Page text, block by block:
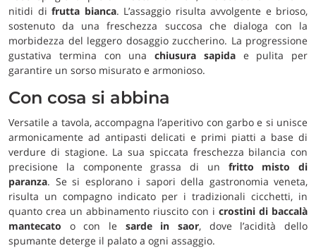
nitidi di frutta bianca. L’assaggio risulta avvolgente e brioso,
sostenuto da una freschezza succosa che dialoga con la
morbidezza del leggero dosaggio zuccherino. La progressione
gustativa termina con una chiusura sapidae pulita per
garantire un sorso misurato e armonioso.
Con cosa si abbina
Versatile a tavola, accompagna l’aperitivo con garbo e si unisce
armonicamente ad antipasti delicati e primi piatti a base di
verdure di stagione. La sua spiccata freschezza bilancia con
precisione la componente grassa di un fritto misto di
paranza. Se si esplorano i sapori della gastronomia veneta,
risulta un compagno indicato per i tradizionali cicchetti, in
quanto crea un abbinamento riuscito con i crostini di baccalà
mantecato o con le sarde in saor, dove l’acidità dello
spumante deterge il palato a ogni assaggio.